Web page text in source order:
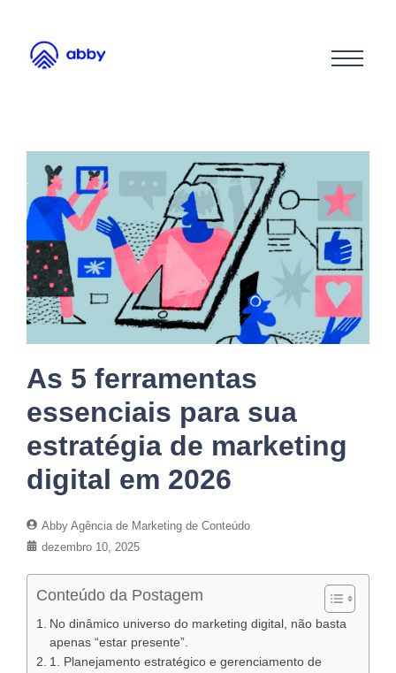
As 5 ferramentas
essenciais para sua
estratégia de marketing
digital em 2026
Abby Agência de Marketing de Conteúdo
dezembro 10, 2025
Conteúdo da Postagem
No dinâmico universo do marketing digital, não basta
apenas “estar presente”.
1. Planejamento estratégico e gerenciamento de